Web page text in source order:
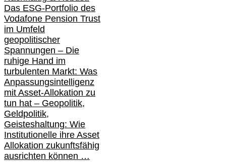
Das ESG-Portfolio des
Vodafone Pension Trust
im Umfeld
geopolitischer
Spannungen – Die
ruhige Hand im
turbulenten Markt: Was
Anpassungsintelligenz
mit Asset-Allokation zu
tun hat – Geopolitik,
Geldpolitik,
Geisteshaltung: Wie
Institutionelle ihre Asset
Allokation zukunftsfähig
ausrichten können …